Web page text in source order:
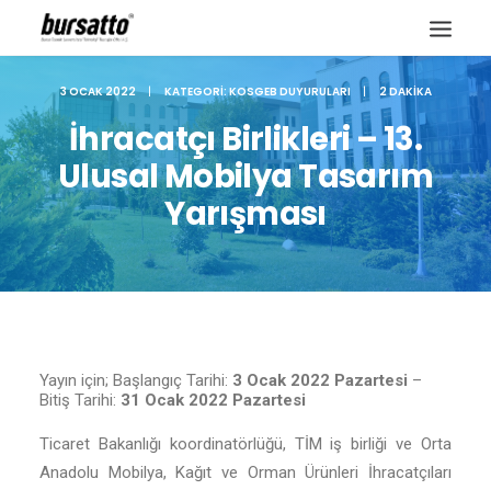
3 OCAK 2022 | KATEGORI:KOSGEB DUYURULARI | 2 DAKIKA
İhracatçı Birlikleri – 13.
Ulusal Mobilya Tasarım
Yarışması
Yayın için; Başlangıç Tarihi: 3 Ocak 2022 Pazartesi –
Bitiş Tarihi: 31 Ocak 2022 Pazartesi
Ticaret Bakanlığı koordinatörlüğü, TİM iş birliği ve Orta
Anadolu Mobilya, Kağıt ve Orman Ürünleri İhracatçıları